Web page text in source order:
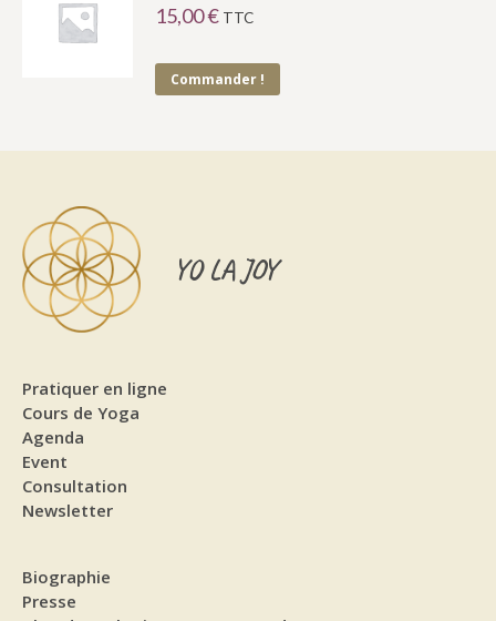
15,00€ TTC
Commander !
YO LA JOY
Pratiquer en ligne
Cours de Yoga
Agenda
Event
Consultation
Newsletter
Biographie
Presse